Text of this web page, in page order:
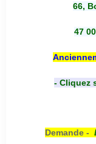
66,
47
- Cliquez
Demande -